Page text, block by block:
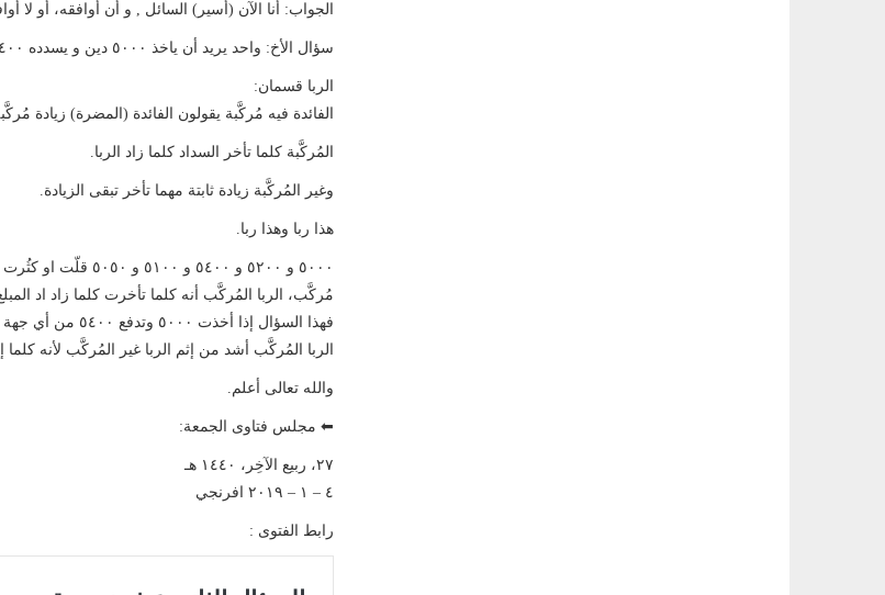
الجواب: أنا الآن (أسير) السائل , و أن أُوافقه، أو لا
سؤال الأخ: واحد يريد أن ياخذ ٥٠٠٠ دين و يسدده ٥٤٠٠ هل هذا ربا؟
الربا قسمان:
الفائدة فيه مُركَّبة يقولون الفائدة (المضرة) زيادة
المُركَّبة كلما تأخر السداد كلما زاد الربا.
وغير المُركَّبة زيادة ثابتة مهما تأخر تبقى الزيادة.
هذا ربا وهذا ربا.
مُركَّب، الربا المُركَّب أنه كلما تأخرت كلما زاد اد
فهذا السؤال
الربا المُركَّب أشد من إثم الربا غير المُركَّب لأنه كلما
والله تعالى أعلم.
⬅ مجلس فتاوى الجمعة:
٢٧، ربيع الآخِر، ١٤٤٠ هـ
٤ – ١ – ٢٠١٩ افرنجي
رابط الفتوى :